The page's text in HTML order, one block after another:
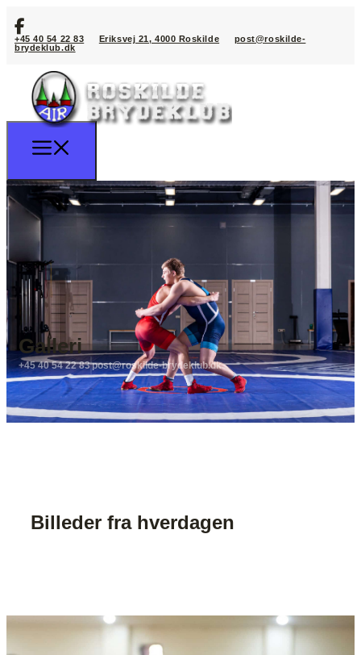
+45 40 54 22 83 Eriksvej 21, 4000 Roskilde
post@roskilde-
brydeklub.dk
Galleri
+45 40 54 22 83post@roskilde-brydeklub.dk
Billeder fra hverdagen